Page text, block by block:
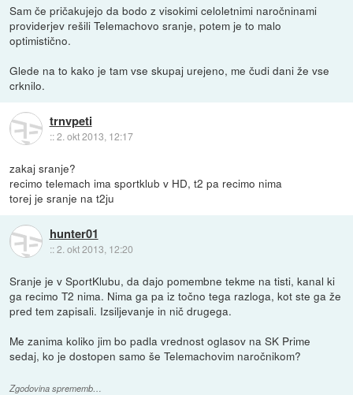
Sam če pričakujejo da bodo z visokimi celoletnimi naročninami
providerjev rešili Telemachovo sranje, potem je to malo
optimistično.
Glede na to kako je tam vse skupaj urejeno, me čudi dani že vse
crknilo.
trnvpeti
::2. okt 2013, 12:17
zakaj sranje?
recimo telemach ima sportklub v HD, t2 pa recimo nima
torej je sranje na t2ju
hunter01
::2. okt 2013, 12:20
Sranje je v SportKlubu, da dajo pomembne tekme na tisti, kanal ki
ga recimo T2 nima. Nima ga pa iz točno tega razloga, kot ste ga že
pred tem zapisali. Izsiljevanje in nič drugega.
Me zanima koliko jim bo padla vrednost oglasov na SK Prime
sedaj, ko je dostopen samo še Telemachovim naročnikom?
Zgodovina sprememb…